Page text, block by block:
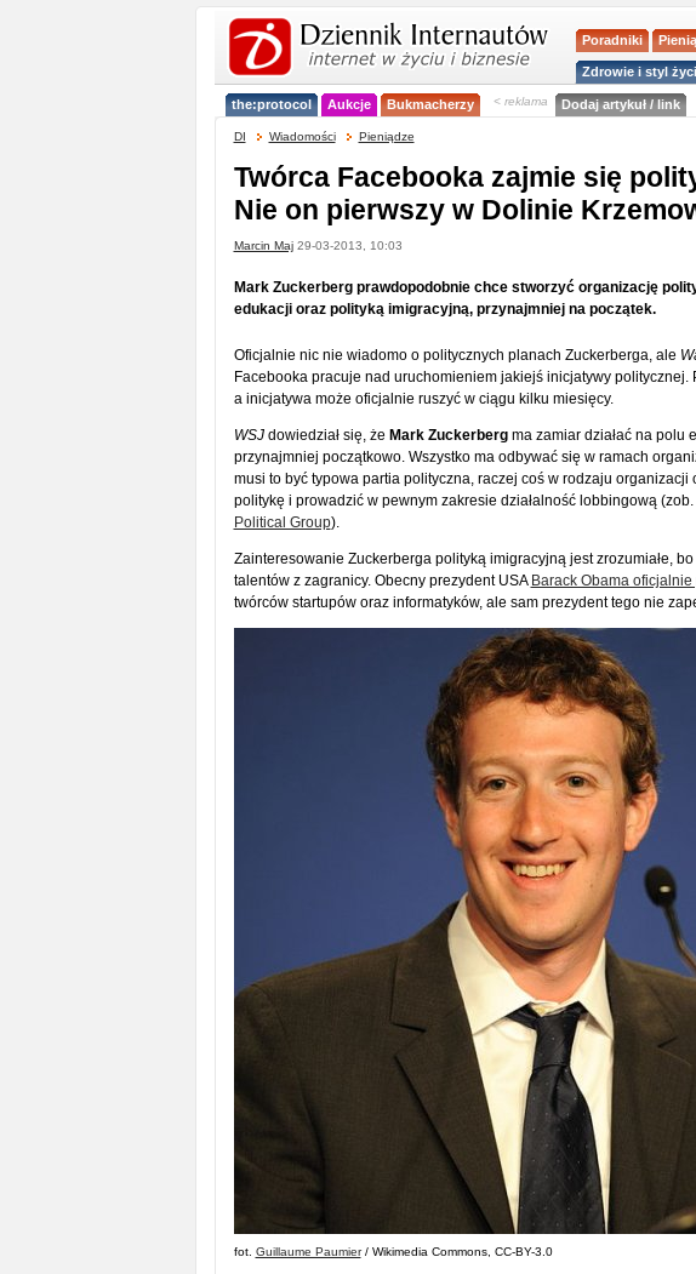
Poradniki
Zdrowie i styl
the:protocol Aukcje Bukmacherzy < reklama Dodaj artykuł / link
DI Wiadomości Pieniądze
Twórca Facebooka zajmie się
Nie on pierwszy w Dolinie
Marcin Maj29-03-2013, 10:03
Mark Zuckerberg prawdopodobnie chce stworzyć organizację
edukacji oraz polityką imigracyjną, przynajmniej na początek.
Oficjalnie nic nie wiadomo o politycznych planach Zuckerberga, ale
Facebooka pracuje nad uruchomieniem jakiejś inicjatywy
a inicjatywa może oficjalnie ruszyć w ciągu kilku miesięcy.
WSJdowiedział się, że Mark Zuckerbergma zamiar działać na polu
przynajmniej początkowo. Wszystko ma odbywać się w ramach
musi to być typowa partia polityczna, raczej coś w rodzaju organizacji
politykę i prowadzić w pewnym zakresie działalność lobbingową (zob.
Political Group).
Zainteresowanie Zuckerberga polityką imigracyjną jest zrozumiałe,
talentów z zagranicy. Obecny prezydent USA Barack Obama
twórców startupów oraz informatyków, ale sam prezydent tego nie
fot. Guillaume Paumier/ Wikimedia Commons, CC-BY-3.0